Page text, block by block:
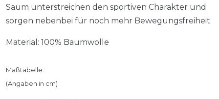
Saum unterstreichen den sportiven Charakter und
sorgen nebenbei für noch mehr Bewegungsfreiheit.
Material: 100% Baumwolle
Maßtabelle:
(Angaben in cm)